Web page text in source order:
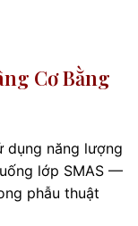
Cơ Bằng
dụng năng lượng
lớp SMAS —
phẫu thuật